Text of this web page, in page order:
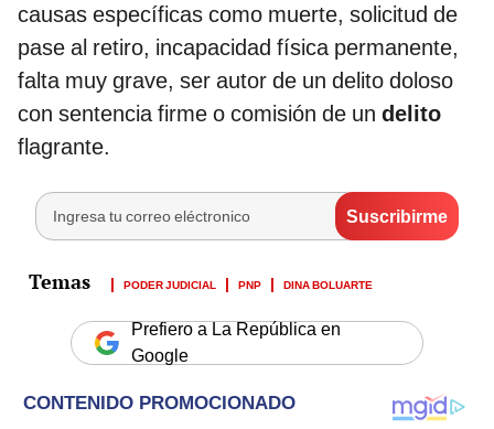
causas específicas como muerte, solicitud de
pase al retiro, incapacidad física permanente,
falta muy grave, ser autor de un delito doloso
con sentencia firme o comisión de un delito
flagrante.
PODER JUDICIAL PNP DINA BOLUARTE
Prefiero a La República en
Google